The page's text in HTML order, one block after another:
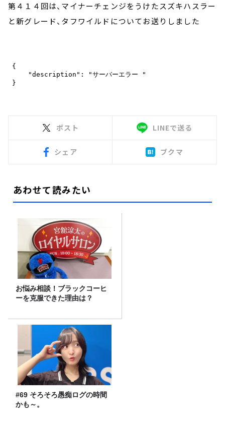
第４１４回は、マイナーチェンジをうけたスズキハスラー
と新グレード、タフワイルドについてお送りしました
ポスト LINEで送る
シェア ブクマ
あわせて読みたい
お悩み相談！ブラックコーヒ
ーを克服できた理由は？
#69 そろそろ愚痴ログの時間
かも～。